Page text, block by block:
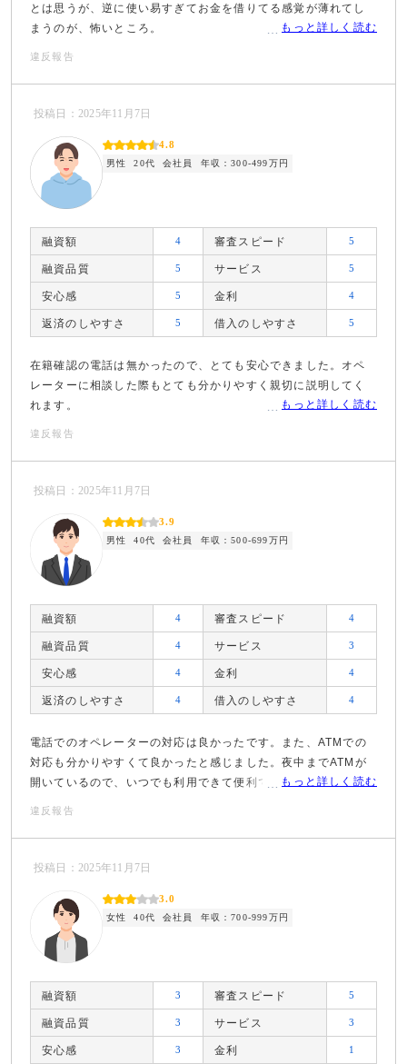
とは思うが、逆に使い易すぎてお金を借りてる感覚が薄れてし
まうのが、怖いところ。
もっと詳しく読む
違反報告
投稿日：2025年11月7日
4.8
男性 20代 会社員 年収：300-499万円
融資額 4 審査スピード 5
融資品質 5 サービス 5
安心感 5 金利 4
返済のしやすさ 5 借入のしやすさ 5
在籍確認の電話は無かったので、とても安心できました。オペ
レーターに相談した際もとても分かりやすく親切に説明してく
れます。
もっと詳しく読む
違反報告
投稿日：2025年11月7日
3.9
男性 40代 会社員 年収：500-699万円
融資額 4 審査スピード 4
融資品質 4 サービス 3
安心感 4 金利 4
返済のしやすさ 4 借入のしやすさ 4
電話でのオペレーターの対応は良かったです。また、ATMでの
対応も分かりやすくて良かったと感じました。夜中までATMが
開いているので、いつでも利用できて便利です。もっと詳しく読む
違反報告
投稿日：2025年11月7日
3.0
女性 40代 会社員 年収：700-999万円
融資額 3 審査スピード 5
融資品質 3 サービス 3
安心感 3 金利 1